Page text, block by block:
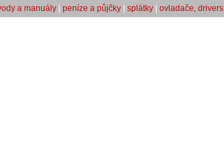
a manuály| peníze a půjčky| splátky| ovladače, drivers|